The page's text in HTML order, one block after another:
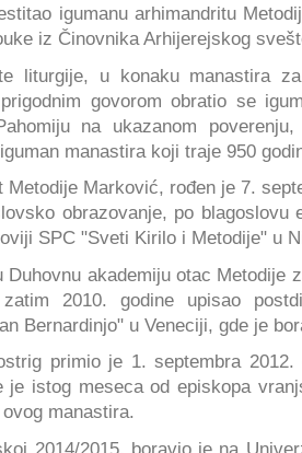
igumanu arhimandritu
iz Činovnika Arhijerejskog
liturgije, u konaku manastira
govorom obratio se
na ukazanom
manastira koji traje 950
Metodije Marković, rođen je 7.
obrazovanje, po blagoslovu
SPC "Sveti Kirilo i Metodije" u
Duhovnu akademiju otac Metodije
2010. godine upisao
Bernardinjo" u Veneciji, gde je
primio je 1. septembra
je istog meseca od episkopa
manastira.
2014/2015. boravio je na